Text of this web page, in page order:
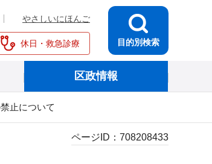
やさしいにほんご
休日・救急診療 目的別検索
区政情報
止について
ページID： 708208433